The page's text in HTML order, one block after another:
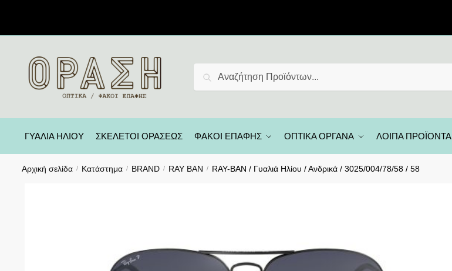
Αναζήτηση
ΓΥΑΛΙΑ ΗΛΙΟΥ ΣΚΕΛΕΤΟΙ ΟΡΑΣΕΩΣ ΦΑΚΟΙ ΕΠΑΦΗΣ ΟΠΤΙΚΑ ΟΡΓΑΝΑ ΛΟΙΠΑ ΠΡΟΪΟΝΤΑ
Αρχική σελίδα / Κατάστημα / BRAND / RAY BAN / RAY-BAN / Γυαλιά Ηλίου / Ανδρικά / 3025/004/78/58 / 58